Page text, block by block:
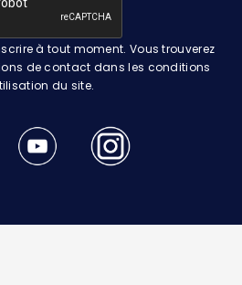
à tout moment. Vous trouverez
de contact dans les conditions
du site.